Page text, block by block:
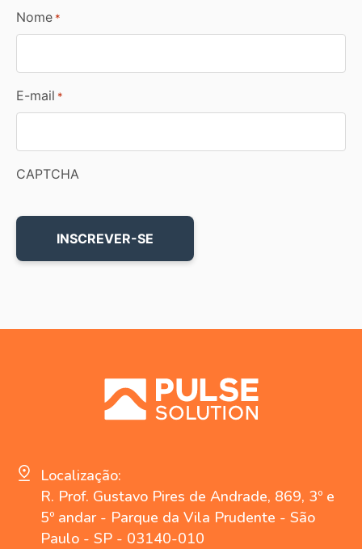
Nome *
E-mail *
CAPTCHA
Localização:
R. Prof. Gustavo Pires de Andrade, 869, 3º e
5º andar - Parque da Vila Prudente - São
Paulo - SP - 03140-010